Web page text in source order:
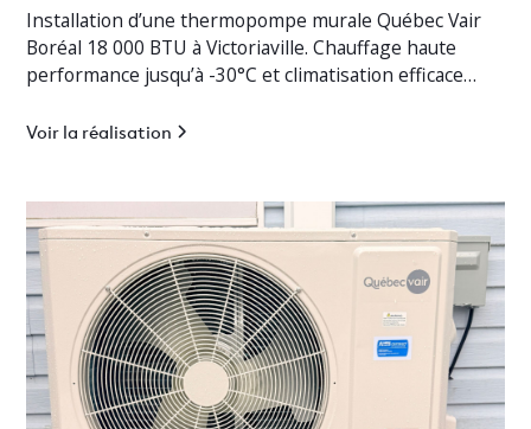
Installation d’une thermopompe murale Québec Vair
Boréal 18 000 BTU à Victoriaville. Chauffage haute
performance jusqu’à -30°C et climatisation efficace
Voir la réalisation